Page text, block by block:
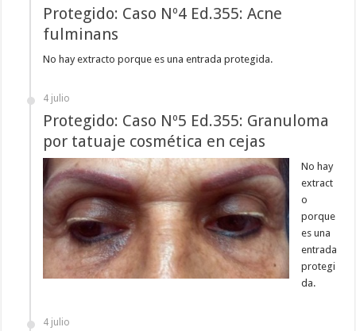
Protegido: Caso Nº4 Ed.355: Acne
fulminans
No hay extracto porque es una entrada protegida.
4 julio
Protegido: Caso Nº5 Ed.355: Granuloma
por tatuaje cosmética en cejas
No hay
extract
o
porque
es una
entrada
protegi
da.
4 julio